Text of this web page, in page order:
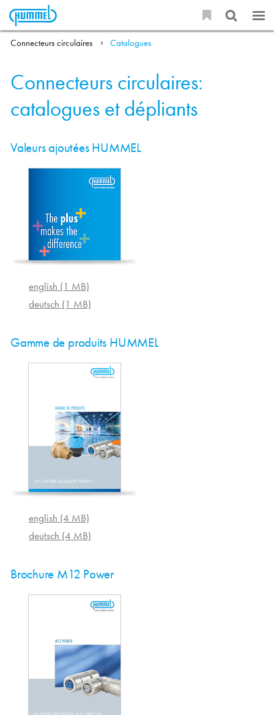
Connecteurs circulaires Catalogues
Connecteurs circulaires:
catalogues et dépliants
Valeurs ajoutées HUMMEL
english (1 MB)
deutsch (1 MB)
Gamme de produits HUMMEL
english (4 MB)
deutsch (4 MB)
Brochure M12 Power